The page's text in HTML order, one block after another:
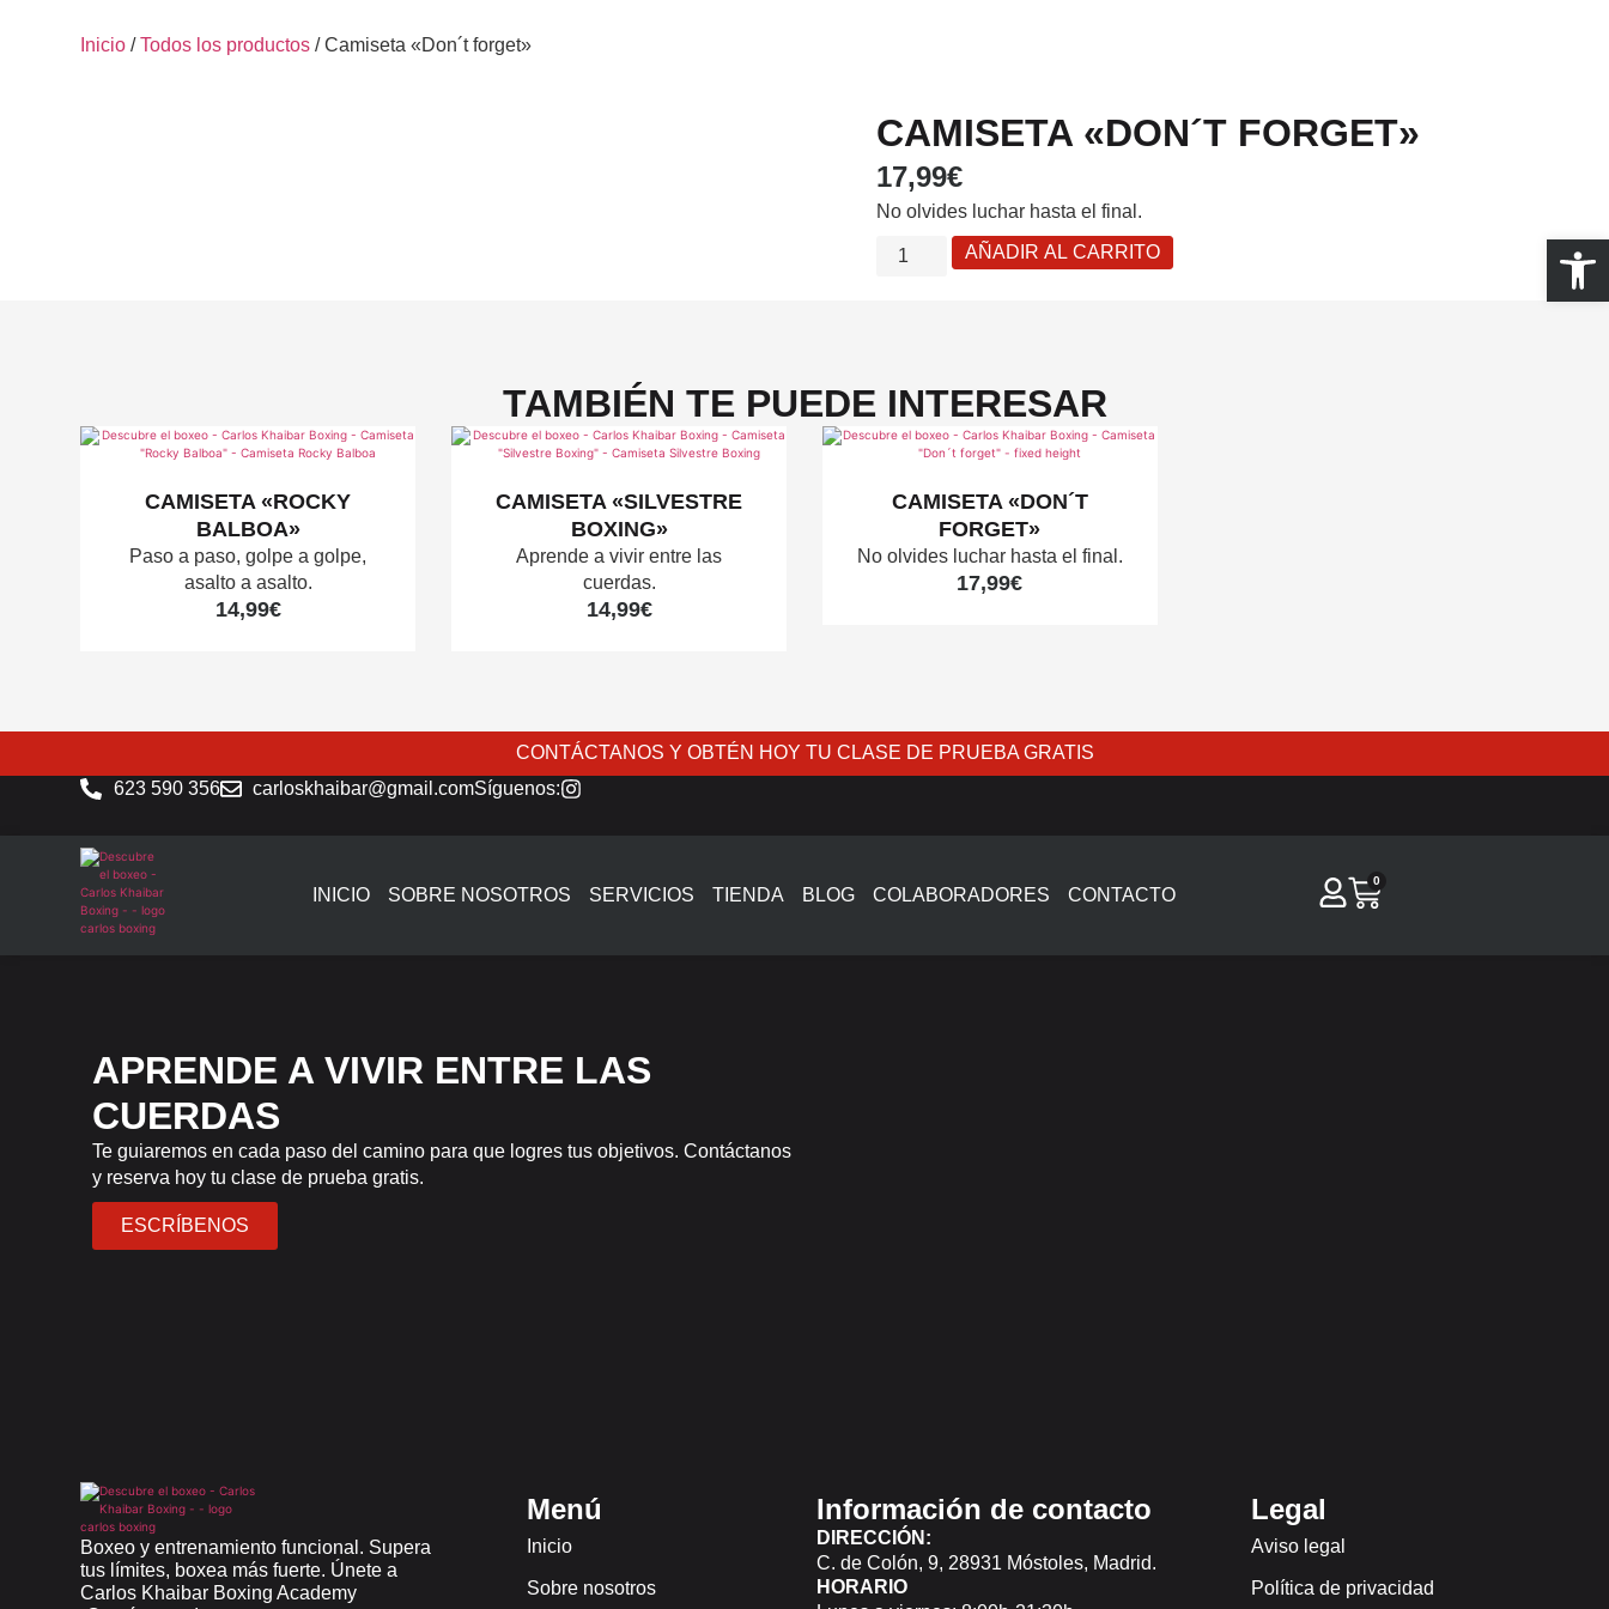
Inicio /Todos los productos / Camiseta «Don´t forget»
CAMISETA «DON´T FORGET»
17,99€
No olvides luchar hasta el final.
AÑADIR AL CARRITO
TAMBIÉN TE PUEDE INTERESAR
CAMISETA «ROCKY
BALBOA»
Paso a paso, golpe a golpe,
asalto a asalto.
14,99€
CAMISETA «SILVESTRE
BOXING»
Aprende a vivir entre las
cuerdas.
14,99€
CAMISETA «DON´T
FORGET»
No olvides luchar hasta el final.
17,99€
CONTÁCTANOS Y OBTÉN HOY TU CLASE DE PRUEBA GRATIS
623 590 356
carloskhaibar@gmail.comSíguenos:
INICIO SOBRE NOSOTROS SERVICIOS TIENDA BLOG COLABORADORES CONTACTO
0
APRENDE A VIVIR ENTRE LAS
CUERDAS
Te guiaremos en cada paso del camino para que logres tus objetivos. Contáctanos
y reserva hoy tu clase de prueba gratis.
ESCRÍBENOS
Boxeo y entrenamiento funcional. Supera
tus límites, boxea más fuerte. Únete a
Carlos Khaibar Boxing Academy
Menú
Inicio
Sobre nosotros
Información de contacto
DIRECCIÓN:
C. de Colón, 9, 28931 Móstoles, Madrid.
HORARIO
Legal
Aviso legal
Política de privacidad
Abrir